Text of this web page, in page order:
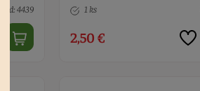
Kód: 4439 1 ks
2,50 €